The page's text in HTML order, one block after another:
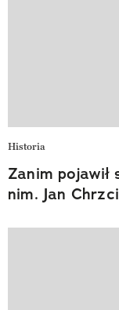
Historia
Zanim pojawił
nim. Jan